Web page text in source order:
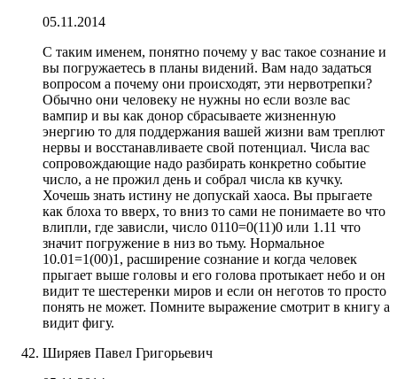
05.11.2014
С таким именем, понятно почему у вас такое сознание и
вы погружаетесь в планы видений. Вам надо задаться
вопросом а почему они происходят, эти нервотрепки?
Обычно они человеку не нужны но если возле вас
вампир и вы как донор сбрасываете жизненную
энергию то для поддержания вашей жизни вам треплют
нервы и восстанавливаете свой потенциал. Числа вас
сопровождающие надо разбирать конкретно событие
число, а не прожил день и собрал числа кв кучку.
Хочешь знать истину не допускай хаоса. Вы прыгаете
как блоха то вверх, то вниз то сами не понимаете во что
влипли, где зависли, число 0110=0(11)0 или 1.11 что
значит погружение в низ во тьму. Нормальное
10.01=1(00)1, расширение сознание и когда человек
прыгает выше головы и его голова протыкает небо и он
видит те шестеренки миров и если он неготов то просто
понять не может. Помните выражение смотрит в книгу а
видит фигу.
Ширяев Павел Григорьевич